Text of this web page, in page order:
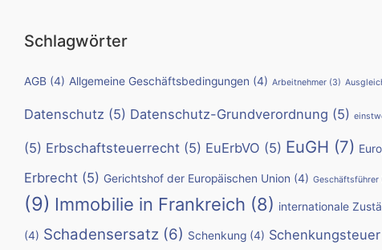
Schlagwörter
AGB (4) Allgemeine Geschäftsbedingungen (4) Arbeitnehmer (3)
Datenschutz (5) Datenschutz-Grundverordnung (5)
(5) Erbschaftsteuerrecht (5) EuErbVO (5) EuGH (7)
Erbrecht (5) Gerichtshof der Europäischen Union (4) Geschäftsführer
(9) Immobilie in Frankreich (8) internationale
(4) Schadensersatz (6) Schenkung (4) Schenkungsteuer